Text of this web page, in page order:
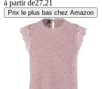
à partir de27,21
Prix le plus bas chez Amazon